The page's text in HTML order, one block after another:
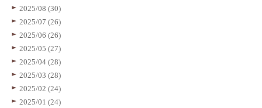
2025/08 (30)
2025/07 (26)
2025/06 (26)
2025/05 (27)
2025/04 (28)
2025/03 (28)
2025/02 (24)
2025/01 (24)